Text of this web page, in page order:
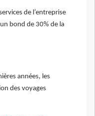
de l’entreprise
bond de 30% de la
années, les
des voyages